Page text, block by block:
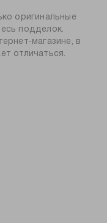
оригинальные
подделок.
магазине, в
отличаться.